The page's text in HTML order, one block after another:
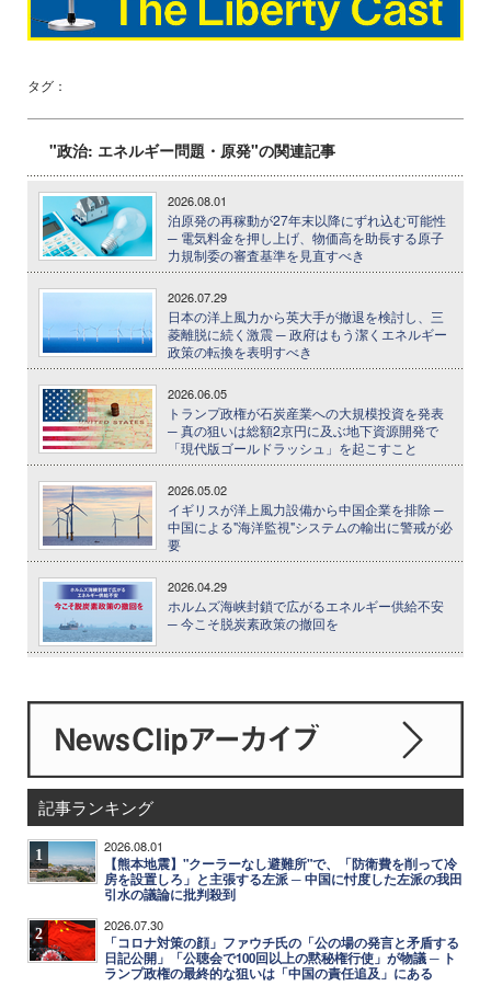
タグ：
"政治: エネルギー問題・原発"の関連記事
2026.08.01
泊原発の再稼動が27年末以降にずれ込む可能性
─ 電気料金を押し上げ、物価高を助長する原子
力規制委の審査基準を見直すべき
2026.07.29
日本の洋上風力から英大手が撤退を検討し、三
菱離脱に続く激震 ─ 政府はもう潔くエネルギー
政策の転換を表明すべき
2026.06.05
トランプ政権が石炭産業への大規模投資を発表
─ 真の狙いは総額2京円に及ぶ地下資源開発で
「現代版ゴールドラッシュ」を起こすこと
2026.05.02
イギリスが洋上風力設備から中国企業を排除 ─
中国による"海洋監視"システムの輸出に警戒が必
要
2026.04.29
ホルムズ海峡封鎖で広がるエネルギー供給不安
─ 今こそ脱炭素政策の撤回を
記事ランキング
1 2026.08.01
【熊本地震】"クーラーなし避難所"で、「防衛費を削って冷
房を設置しろ」と主張する左派 ─ 中国に忖度した左派の我田
引水の議論に批判殺到
2 2026.07.30
「コロナ対策の顔」ファウチ氏の「公の場の発言と矛盾する
日記公開」「公聴会で100回以上の黙秘権行使」が物議 ─ ト
ランプ政権の最終的な狙いは「中国の責任追及」にある